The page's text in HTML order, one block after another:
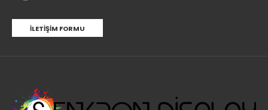
İLETIŞIM FORMU